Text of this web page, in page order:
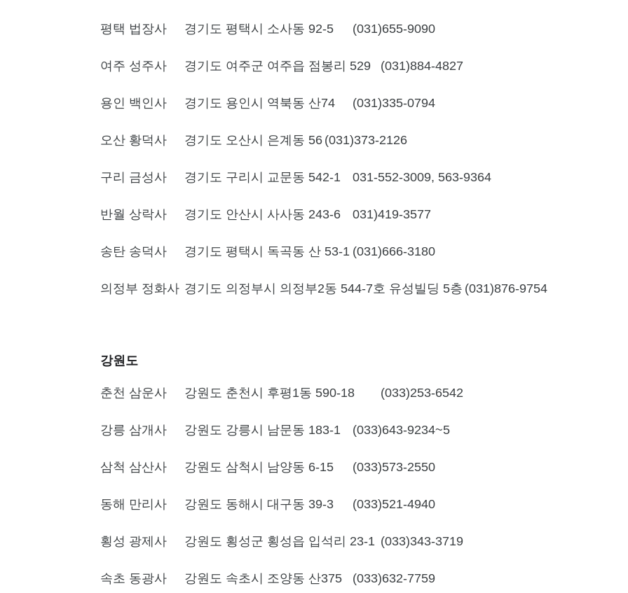
평택 법장사 경기도 평택시 소사동 92-5 (031)655-9090
여주 성주사 경기도 여주군 여주읍 점봉리 529 (031)884-4827
용인 백인사 경기도 용인시 역북동 산74 (031)335-0794
오산 황덕사 경기도 오산시 은계동 56 (031)373-2126
구리 금성사 경기도 구리시 교문동 542-1 031-552-3009, 563-9364
반월 상락사 경기도 안산시 사사동 243-6 031)419-3577
송탄 송덕사 경기도 평택시 독곡동 산 53-1 (031)666-3180
의정부 정화사 경기도 의정부시 의정부2동 544-7호 유성빌딩 5층 (031)876-9754
강원도
춘천 삼운사 강원도 춘천시 후평1동 590-18 (033)253-6542
강릉 삼개사 강원도 강릉시 남문동 183-1 (033)643-9234~5
삼척 삼산사 강원도 삼척시 남양동 6-15 (033)573-2550
동해 만리사 강원도 동해시 대구동 39-3 (033)521-4940
횡성 광제사 강원도 횡성군 횡성읍 입석리 23-1 (033)343-3719
속초 동광사 강원도 속초시 조양동 산375 (033)632-7759